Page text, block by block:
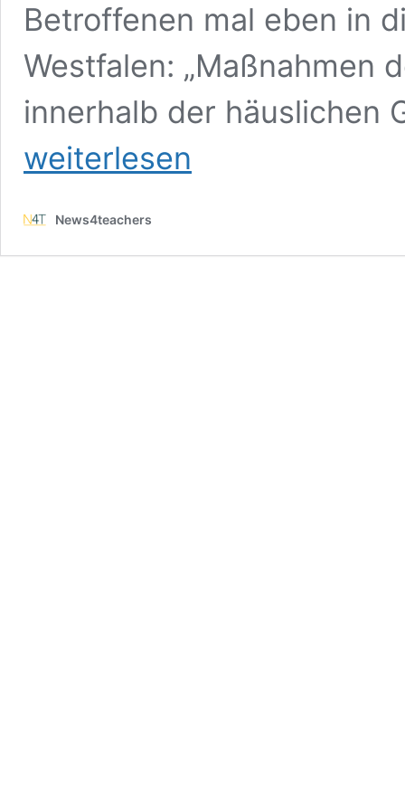
Betroffenen mal eben in
Westfalen: „Maßnahmen
innerhalb der häuslichen
weiterlesen
News4teachers